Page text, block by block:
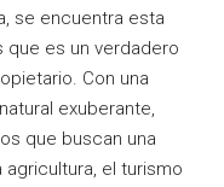
se encuentra esta
que es un verdadero
Con una
exuberante,
que buscan una
el turismo